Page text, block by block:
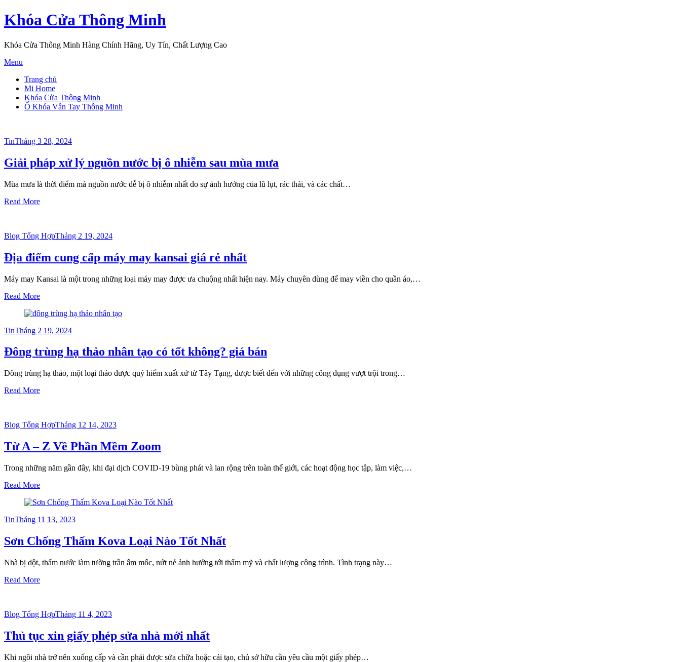
Khóa Cửa Thông Minh
Khóa Cửa Thông Minh Hàng Chính Hãng, Uy Tín, Chất Lượng Cao
Skip
content
Menu
Trang chủ
Mi Home
Khóa Cửa Thông Minh
Ổ Khóa Vân Tay Thông Minh
TinPosted
Tháng 3 28, 2024
Giải pháp xử lý nguồn nước bị ô nhiễm sau mùa mưa
Mùa mưa là thời điểm mà nguồn nước dễ bị ô nhiễm nhất do sự ảnh hưởng của lũ lụt, rác thải, và các chất…
Read More
Blog Tổng HợpPosted
Tháng 2 19, 2024
Địa điểm cung cấp máy may kansai giá rẻ nhất
Máy may Kansai là một trong những loại máy may được ưa chuộng nhất hiện nay. Máy chuyên dùng để may viền cho quần áo,…
Read More
TinPosted
Tháng 2 19, 2024
Đông trùng hạ thảo nhân tạo có tốt không? giá bán
Đông trùng hạ thảo, một loại thảo dược quý hiếm xuất xứ từ Tây Tạng, được biết đến với những công dụng vượt trội trong…
Read More
Blog Tổng HợpPosted
Tháng 12 14, 2023
Từ A – Z Về Phần Mềm Zoom
Trong những năm gần đây, khi đại dịch COVID-19 bùng phát và lan rộng trên toàn thế giới, các hoạt động học tập, làm việc,…
Read More
TinPosted
Tháng 11 13, 2023
Sơn Chống Thấm Kova Loại Nào Tốt Nhất
Nhà bị dột, thấm nước làm tường trần ẩm mốc, nứt nẻ ảnh hưởng tới thẩm mỹ và chất lượng công trình. Tình trạng này…
Read More
Blog Tổng HợpPosted
Tháng 11 4, 2023
Thủ tục xin giấy phép sửa nhà mới nhất
Khi ngôi nhà trở nên xuống cấp và cần phải được sửa chữa hoặc cải tạo, chủ sở hữu cần yêu cầu một giấy phép…